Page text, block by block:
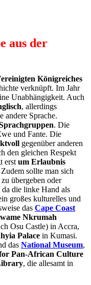
aus der
Königreiches
verknüpft. Im Jahr
Unabhängigkeit. Auch
, allerdings
andere Sprache.
. Die
und Fante. Die
gegenüber anderen
den gleichen Respekt
erst um Erlaubnis
sollte man sich
zu übergeben oder
da die linke Hand als
großes kulturelles und
das Cape Coast
Nkrumah
Osu Castle) in Accra,
Palace in Kumasi.
das National Museum,
Pan-African Culture
, die allesamt in